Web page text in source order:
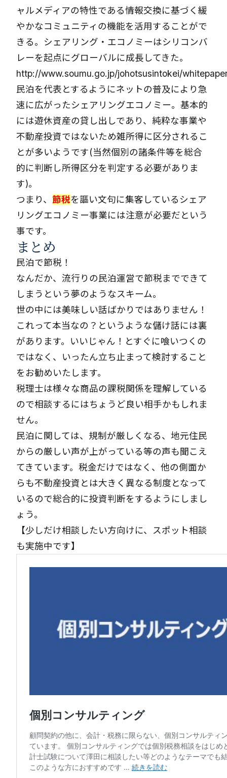
ャルメディアの特性である情報交換に基づく緩
やかなコミュニティの機能を活用することがで
きる。シェアリング・エコノミーはシリコンバ
レーを起点にグローバルに成長してきた。
http://www.soumu.go.jp/johotsusintokei/
民泊を代表とするようにネットの普及により急
速に広がったシェアリングエコノミー。基本的
には遊休資産の貸し出しであり、純粋な事業や
不動産投資ではないため雑所得に区分されるこ
とが多いようです(当然個別の諸条件等を総合
的に判断し所得区分を判定する必要がありま
す)。
つまり、 節税を謳い文句に集客しているシェア
リングエコノミー事業には注意が必要だという
事です。
まとめ
民泊で節税！
なんだか、流行りの民泊運営で節税までできて
しまうという夢のようなスキーム。
世の中には美味しい話ばかりではありません！
これって本当なの？というような儲け話には裏
があります。いいじゃん！とすぐに喰いつくの
ではなく、いったん立ち止まって検討すること
をお勧めいたします。
税理士は様々な商品の課税関係を理解している
ので相談するにはちょうど良い相手かもしれま
せん。
民泊に関しては、規制が厳しくなる、地元住民
からの厳しい声が上がっている等の声も聞こえ
てきています。税金だけではなく、他の側面か
らも不動産投資とは大きく異なる制度となって
いるので総合的に投資判断をするようにしまし
ょう。
【少しだけ相談したい方向けに、スポット相談
も実施中です】